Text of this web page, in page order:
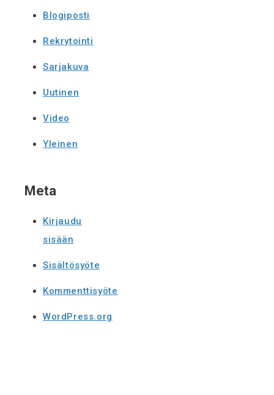
Blogiposti
Rekrytointi
Sarjakuva
Uutinen
Video
Yleinen
Meta
Kirjaudu
sisään
Sisältösyöte
Kommenttisyöte
WordPress.org